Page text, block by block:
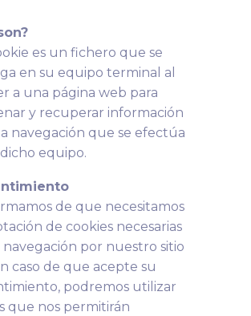
es un fichero que se
en su equipo terminal al
a una página web para
y recuperar información
navegación que se efectúa
equipo.
de que necesitamos
de cookies necesarias
navegación por nuestro sitio
caso de que acepte su
podremos utilizar
que nos permitirán